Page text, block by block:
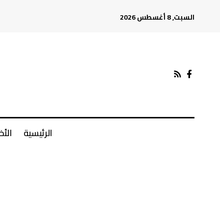
السبت, 8 أغسطس 2026
الرئيسية